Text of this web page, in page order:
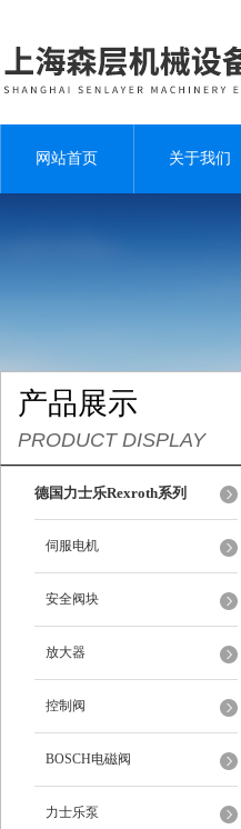
网站首页 关于我们
产品展示
PRODUCT DISPLAY
德国力士乐Rexroth系列
伺服电机
安全阀块
放大器
控制阀
BOSCH电磁阀
力士乐泵